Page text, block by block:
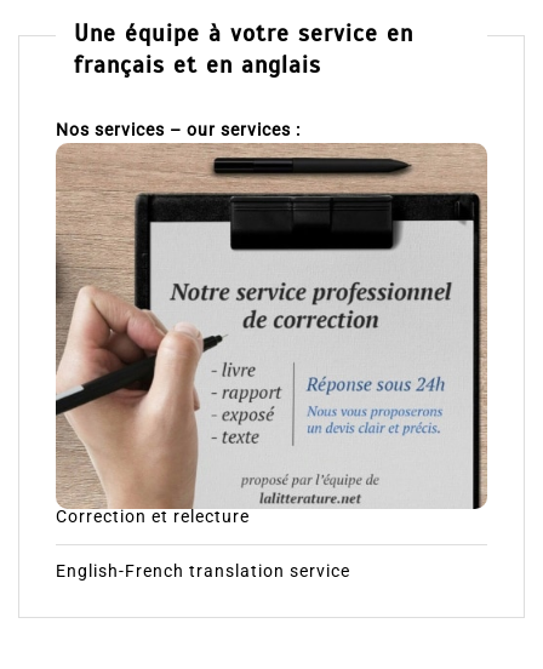
Une équipe à votre service en
français et en anglais
Nos services – our services :
Correction et relecture
English-French translation service